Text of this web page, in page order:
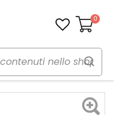
Carrello
0
Panni, pelli e spugne